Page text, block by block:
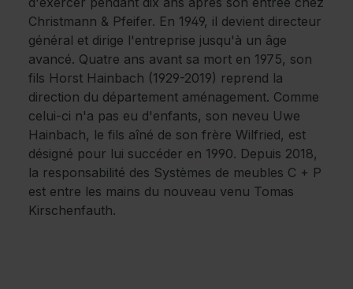
Christmann & Pfeifer. En 1949, il devient directeur
général et dirige l'entreprise jusqu'à un âge
avancé. Quatre ans avant sa mort en 1975, son
fils Horst Hainbach (1929-2019) reprend la
direction du département aménagement. Comme
celui-ci n'a pas eu d'enfants, son neveu Uwe
Hainbach, le fils aîné de son frère Wilfried, est
désigné pour lui succéder en 1990. Depuis 2018,
la responsabilité des Systèmes de meubles C + P
est entre les mains du nouveau venu Tomas
Kirschenfauth.